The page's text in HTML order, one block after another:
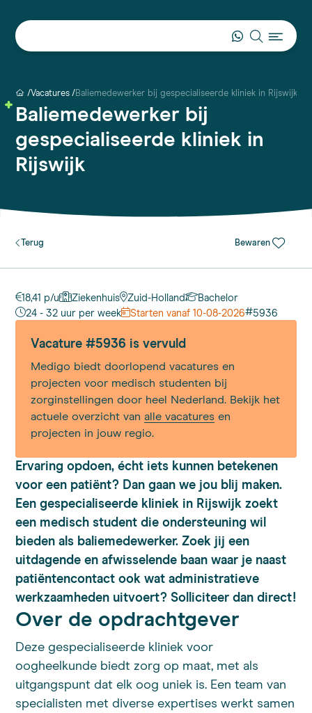
Vacatures Baliemedewerker bij gespecialiseerde kliniek in Rijswijk
Baliemedewerker bij
gespecialiseerde kliniek in
Rijswijk
Terug Bewaren
18,41 p/u Ziekenhuis Zuid-Holland
Bachelor
24 - 32 uur per week
Starten vanaf 10-08-2026#5936
Vacature #5936 is vervuld
Medigo biedt doorlopend vacatures en
projecten voor medisch studenten bij
zorginstellingen door heel Nederland. Bekijk het
actuele overzicht vanalle vacatures en
projecten in jouw regio.
Ervaring opdoen, écht iets kunnen betekenen
voor een patiënt? Dan gaan we jou blij maken.
Een gespecialiseerde kliniek in Rijswijk zoekt
een medisch student die ondersteuning wil
bieden als baliemedewerker. Zoek jij een
uitdagende en afwisselende baan waar je naast
patiëntencontact ook wat administratieve
werkzaamheden uitvoert? Solliciteer dan direct!
Over de opdrachtgever
Deze gespecialiseerde kliniek voor
oogheelkunde biedt zorg op maat, met als
uitgangspunt dat elk oog uniek is. Een team van
specialisten met diverse expertises werkt samen